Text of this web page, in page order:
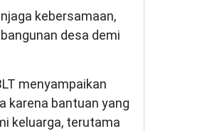
kebersamaan,
desa demi
menyampaikan
karena bantuan yang
keluarga, terutama